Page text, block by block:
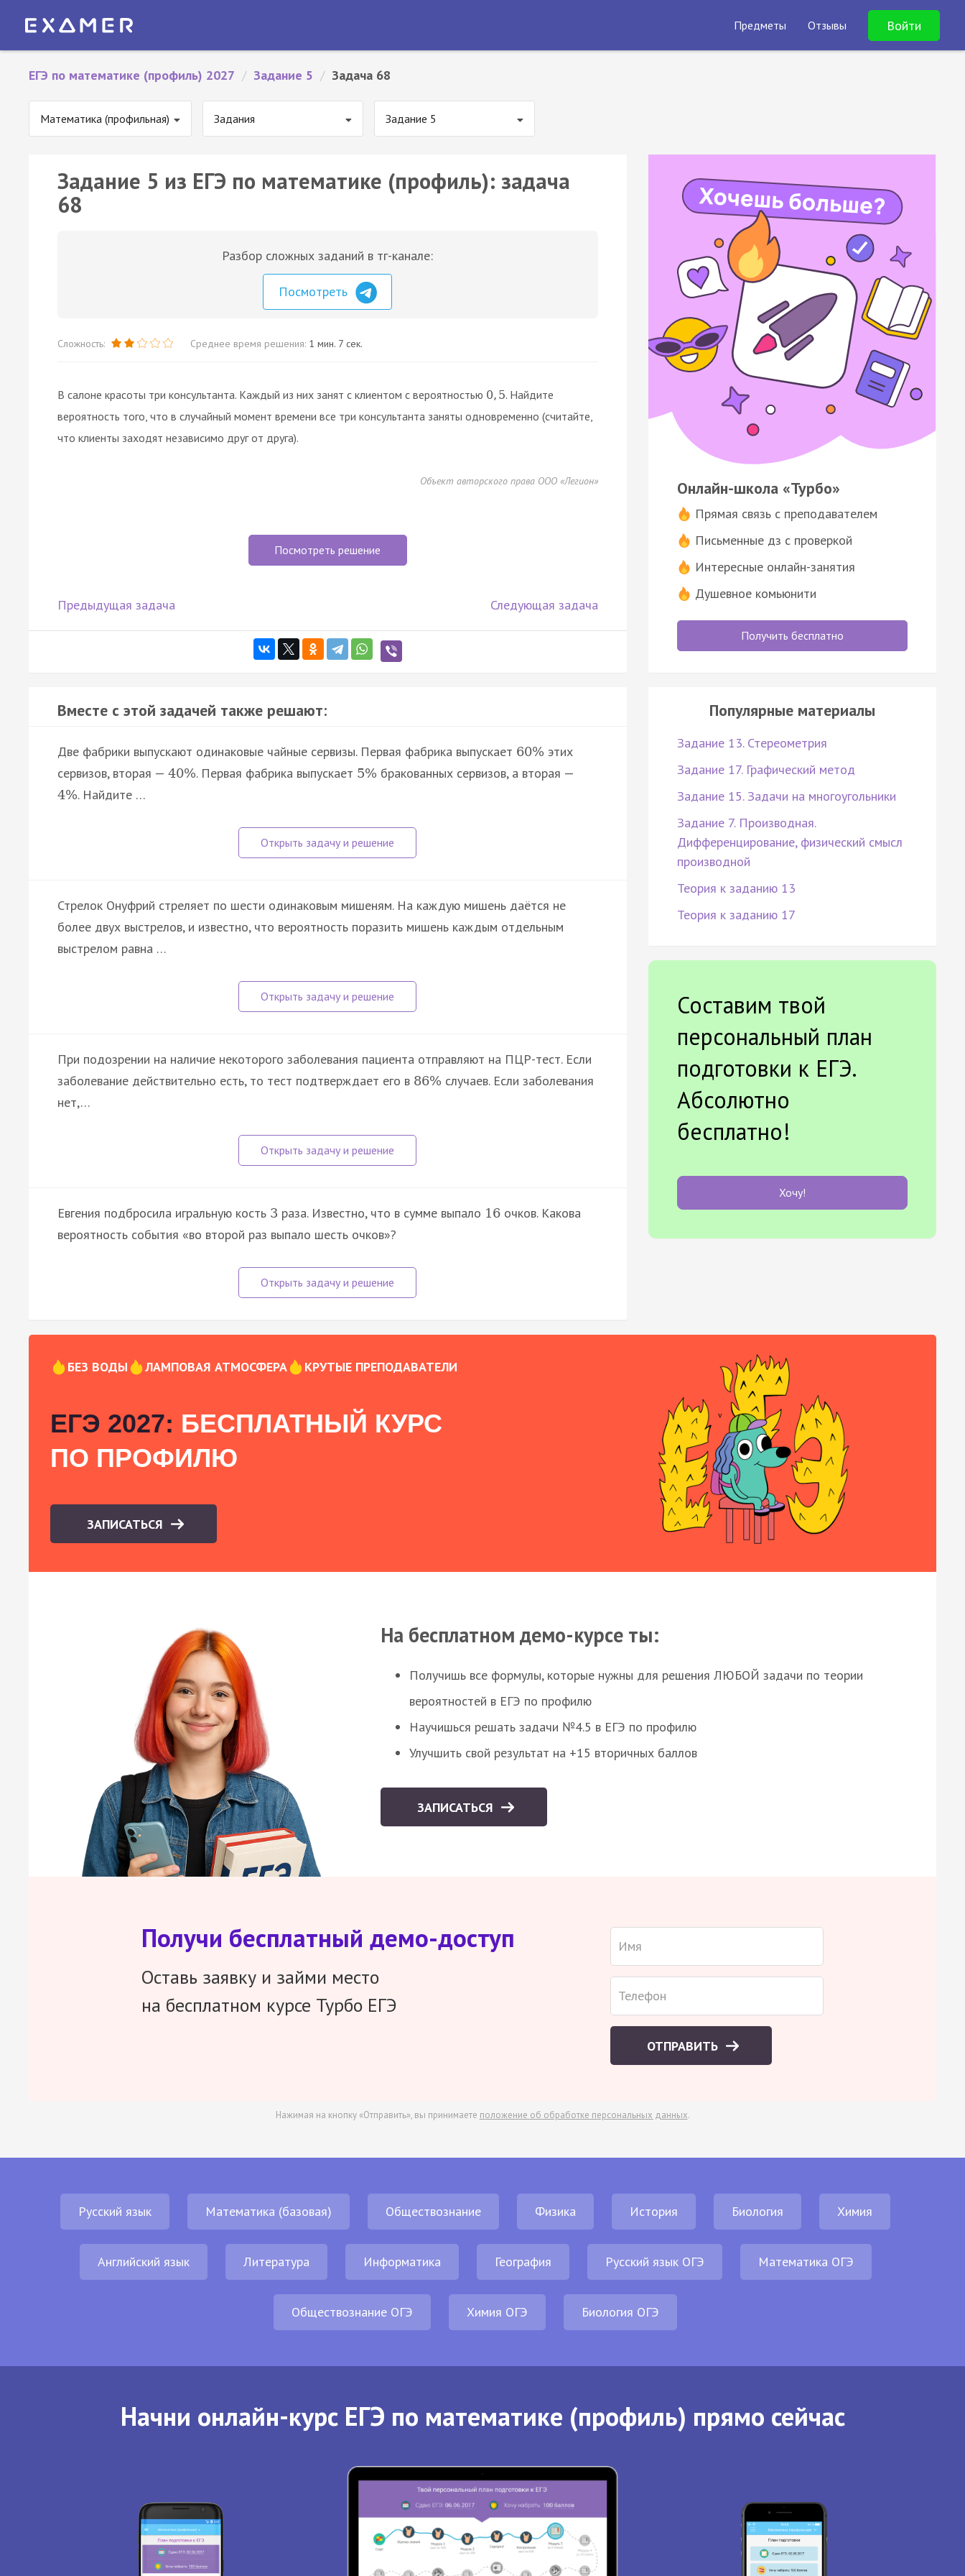
Предметы Отзывы Войти
ЕГЭ по математике (профиль) 2027 / Задание 5 / Задача 68
Математика (профильная) Задания Задание 5
Задание 5 из ЕГЭ по математике (профиль): задача
68
Разбор сложных заданий в тг-канале:
Посмотреть
Сложность: Среднее время решения: 1 мин. 7 сек.
В салоне красоты три консультанта. Каждый из них занят с клиентом с вероятностью 0, 5. Найдите
вероятность того, что в случайный момент времени все три консультанта заняты одновременно (считайте,
что клиенты заходят независимо друг от друга).
Объект авторского права ООО «Легион»
Посмотреть решение
Предыдущая задача Следующая задача
Вместе с этой задачей также решают:
Две фабрики выпускают одинаковые чайные сервизы. Первая фабрика выпускает 60% этих
сервизов, вторая — 40%. Первая фабрика выпускает 5% бракованных сервизов, а вторая —
4%. Найдите …
Стрелок Онуфрий стреляет по шести одинаковым мишеням. На каждую мишень даётся не
более двух выстрелов, и известно, что вероятность поразить мишень каждым отдельным
выстрелом равна …
При подозрении на наличие некоторого заболевания пациента отправляют на ПЦР-тест. Если
заболевание действительно есть, то тест подтверждает его в 86% случаев. Если заболевания
нет,…
Евгения подбросила игральную кость 3 раза. Известно, что в сумме выпало 16 очков. Какова
вероятность события «во второй раз выпало шесть очков»?
Онлайн-школа «Турбо»
Прямая связь с преподавателем
Письменные дз с проверкой
Интересные онлайн-занятия
Душевное комьюнити
Получить бесплатно
Популярные материалы
Задание 13. Стереометрия
Задание 17. Графический метод
Задание 15. Задачи на многоугольники
Задание 7. Производная.
Дифференцирование, физический смысл
производной
Теория к заданию 13
Теория к заданию 17
Составим твой
персональный план
подготовки к ЕГЭ.
Абсолютно
бесплатно!
Хочу!
БЕЗ ВОДЫ ЛАМПОВАЯ АТМОСФЕРА КРУТЫЕ ПРЕПОДАВАТЕЛИ
ЕГЭ 2027: БЕСПЛАТНЫЙ КУРС
ПО ПРОФИЛЮ
ЗАПИСАТЬСЯ
На бесплатном демо-курсе ты:
Получишь все формулы, которые нужны для решения ЛЮБОЙ задачи по теории
вероятностей в ЕГЭ по профилю
Научишься решать задачи №4.5 в ЕГЭ по профилю
Улучшить свой результат на +15 вторичных баллов
ЗАПИСАТЬСЯ
Получи бесплатный демо-доступ
Оставь заявку и займи место
на бесплатном курсе Турбо ЕГЭ
ОТПРАВИТЬ
Нажимая на кнопку «Отправить», вы принимаете положение об обработке персональных данных.
Русский язык Математика (базовая) Обществознание Физика История Биология Химия
Английский язык Литература Информатика География Русский язык ОГЭ Математика ОГЭ
Обществознание ОГЭ Химия ОГЭ Биология ОГЭ
Начни онлайн-курс ЕГЭ по математике (профиль) прямо сейчас